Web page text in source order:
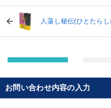
人蕩し秘伝(ひとたら
お問い合わせ内容の入力